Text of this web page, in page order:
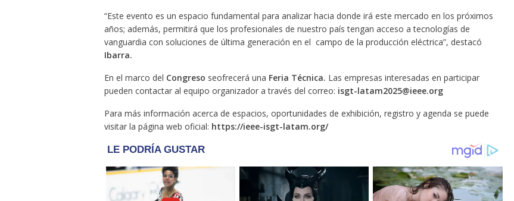
“Este evento es un espacio fundamental para analizar hacia donde irá este mercado en los próximos
años; además, permitirá que los profesionales de nuestro país tengan acceso a tecnologías de
vanguardia con soluciones de última generación en el campo de la producción eléctrica”, destacó
Ibarra.
En el marco del Congreso seofrecerá una Feria Técnica. Las empresas interesadas en participar
pueden contactar al equipo organizador a través del correo: isgt-latam2025@ieee.org
Para más información acerca de espacios, oportunidades de exhibición, registro y agenda se puede
visitar la página web oficial: https://ieee-isgt-latam.org/